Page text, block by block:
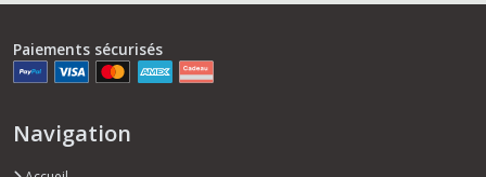
Paiements sécurisés
Navigation